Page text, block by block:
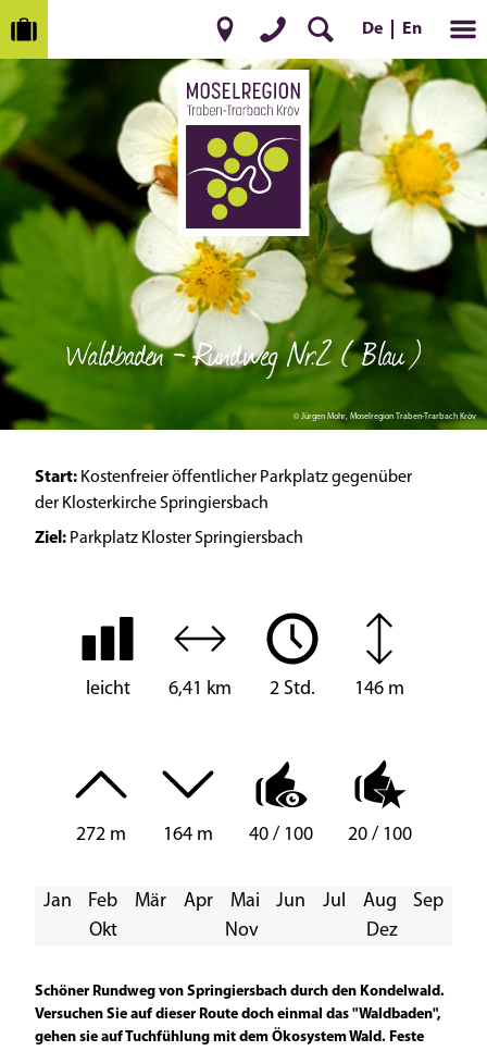
De En
© Jürgen Mohr, Moselregion Traben-Trarbach Kröv
Waldbaden - Rundweg Nr.2 ( Blau )
Start: Kostenfreier öffentlicher Parkplatz gegenüber
der Klosterkirche Springiersbach
Ziel: Parkplatz Kloster Springiersbach
leicht 6,41 km 2 Std. 146 m
272 m 164 m 40 / 100 20 / 100
Jan Feb Mär Apr Mai Jun Jul Aug
Sep
Okt
Nov Dez
Schöner Rundweg von Springiersbach durch den Kondelwald.
Versuchen Sie auf dieser Route doch einmal das "Waldbaden",
gehen sie auf Tuchfühlung mit dem Ökosystem Wald. Feste